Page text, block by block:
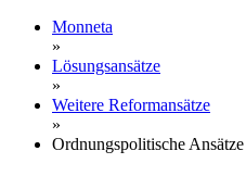
Monneta
»
Lösungsansätze
»
Weitere Reformansätze
»
Ordnungspolitische Ansätze